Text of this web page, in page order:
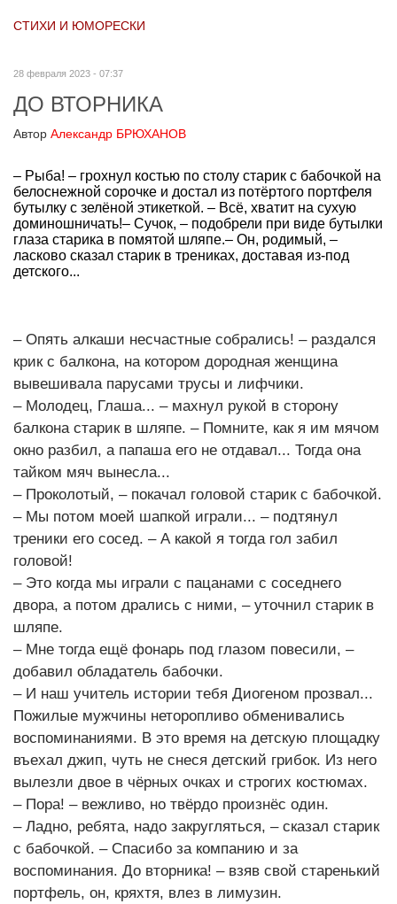
СТИХИ И ЮМОРЕСКИ
28 февраля 2023 - 07:37
ДО ВТОРНИКА
Автор Александр БРЮХАНОВ
– Рыба! – грохнул костью по столу старик с бабочкой на
белоснежной сорочке и достал из потёртого портфеля
бутылку с зелёной этикеткой. – Всё, хватит на сухую
доминошничать!– Сучок, – подобрели при виде бутылки
глаза старика в помятой шляпе.– Он, родимый, –
ласково сказал старик в трениках, доставая из-под
детского...
– Опять алкаши несчастные собрались! – раздался
крик с балкона, на котором дородная женщина
вывешивала парусами трусы и лифчики.
– Молодец, Глаша... – махнул рукой в сторону
балкона старик в шляпе. – Помните, как я им мячом
окно разбил, а папаша его не отдавал... Тогда она
тайком мяч вынесла...
– Проколотый, – покачал головой старик с бабочкой.
– Мы потом моей шапкой играли... – подтянул
треники его сосед. – А какой я тогда гол забил
головой!
– Это когда мы играли с пацанами с соседнего
двора, а потом дрались с ними, – уточнил старик в
шляпе.
– Мне тогда ещё фонарь под глазом повесили, –
добавил обладатель бабочки.
– И наш учитель истории тебя Диогеном прозвал...
Пожилые мужчины неторопливо обменивались
воспоминаниями. В это время на детскую площадку
въехал джип, чуть не снеся детский грибок. Из него
вылезли двое в чёрных очках и строгих костюмах.
– Пора! – вежливо, но твёрдо произнёс один.
– Ладно, ребята, надо закругляться, – сказал старик
с бабочкой. – Спасибо за компанию и за
воспоминания. До вторника! – взяв свой старенький
портфель, он, кряхтя, влез в лимузин.